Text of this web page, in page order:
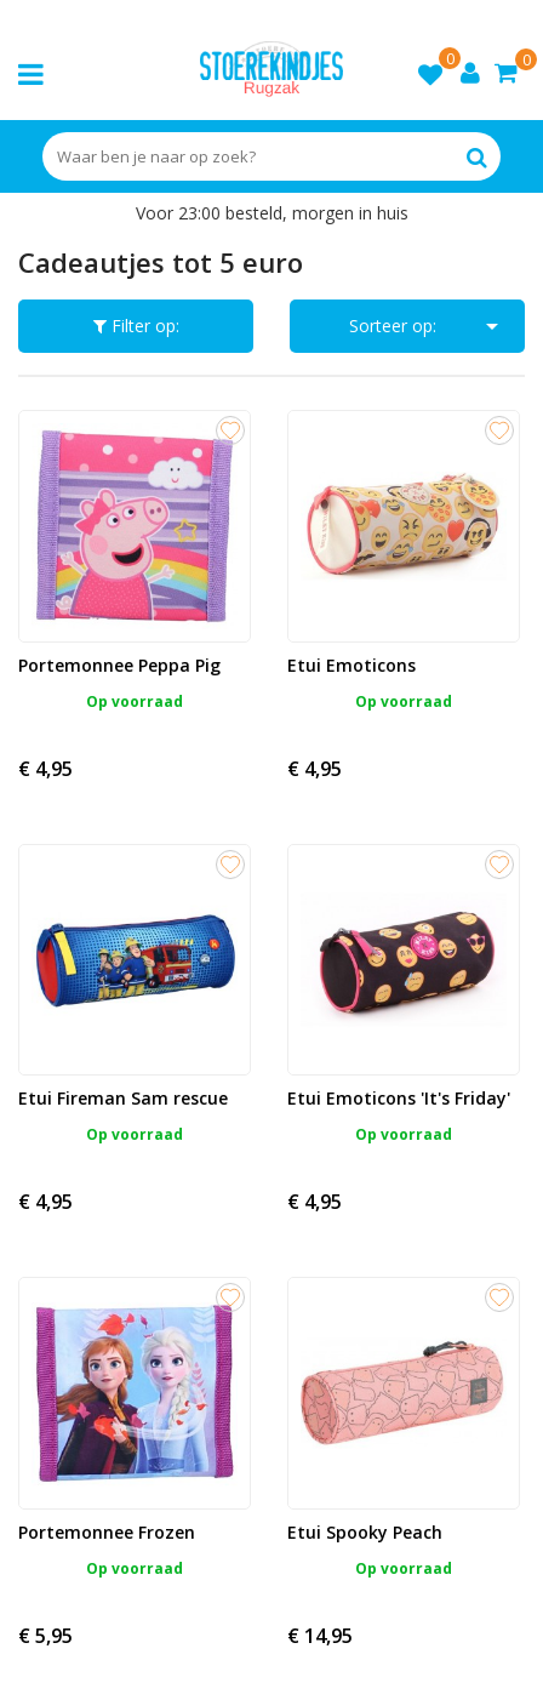
0
0
Voor 23:00 besteld, morgen in huis
Cadeautjes tot 5 euro
Filter op: Sorteer op: 
Portemonnee Peppa Pig
Op voorraad
€ 4,95
Etui Emoticons
Op voorraad
€ 4,95
Etui Fireman Sam rescue
Op voorraad
€ 4,95
Etui Emoticons 'It's Friday'
Op voorraad
€ 4,95
Portemonnee Frozen
Op voorraad
€ 5,95
Etui Spooky Peach
Op voorraad
€ 14,95